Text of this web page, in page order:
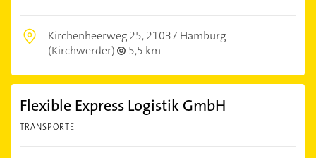
Kirchenheerweg 25,21037 Hamburg
(Kirchwerder)
5,5 km
Flexible Express Logistik GmbH
TRANSPORTE